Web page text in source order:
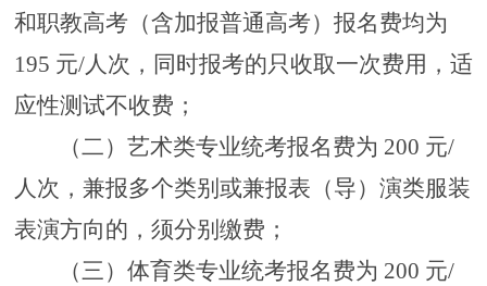
和职教高考（含加报普通高考）报名费均为
195 元/人次，同时报考的只收取一次费用，适
应性测试不收费；
（二） 艺术类专业统考报名费为 200 元/
人次，兼报多个类别或兼报表（导）演类服装
表演方向的，须分别缴费；
（三） 体育类专业统考报名费为 200 元/